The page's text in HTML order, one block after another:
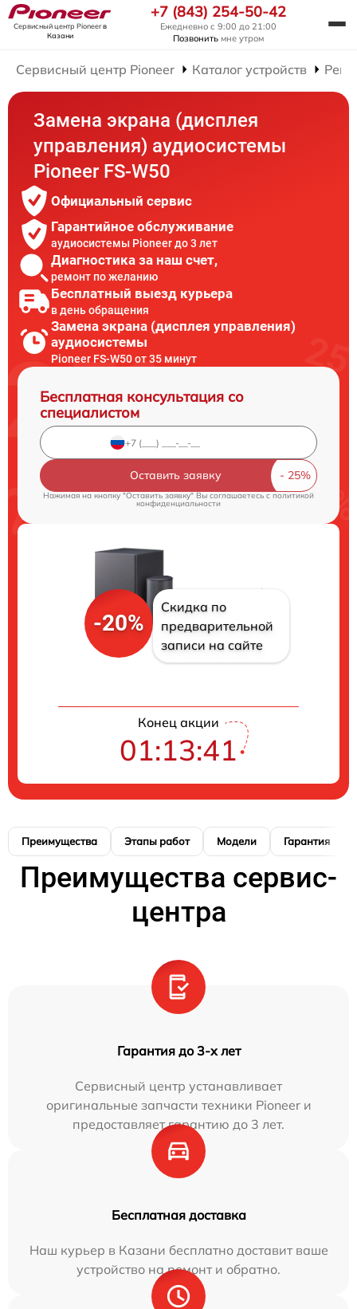
Сервисный центр Pioneerв
Казани
+7 (843) 254-50-42
Ежедневно с 9:00 до 21:00
Позвонить мне утром
Сервисный центр Pioneer Каталог устройств
Замена экрана (дисплея
управления) аудиосистемы
Pioneer FS-W50
Официальный сервис
Гарантийное обслуживание
аудиосистемы Pioneer до 3 лет
Диагностика за наш счет,
ремонт по желанию
Бесплатный выезд курьера
в день обращения
Замена экрана (дисплея управления)
аудиосистемы
Pioneer FS-W50 от 35 минут
Бесплатная консультация со
специалистом
Оставить заявку
Нажимая на кнопку "Оставить заявку" Вы соглашаетесь cполитикой
конфиденциальности
-20%
Скидка по
предварительной
записи на сайте
Конец акции
01:13:41
Преимущества Этапы работ Модели Гарантия
Преимущества сервис-
центра
Гарантия до 3-х лет
Сервисный центр устанавливает
оригинальные запчасти техники Pioneer и
предоставляет гарантию до 3 лет.
Бесплатная доставка
Наш курьер в Казани бесплатно доставит ваше
устройство на ремонт и обратно.